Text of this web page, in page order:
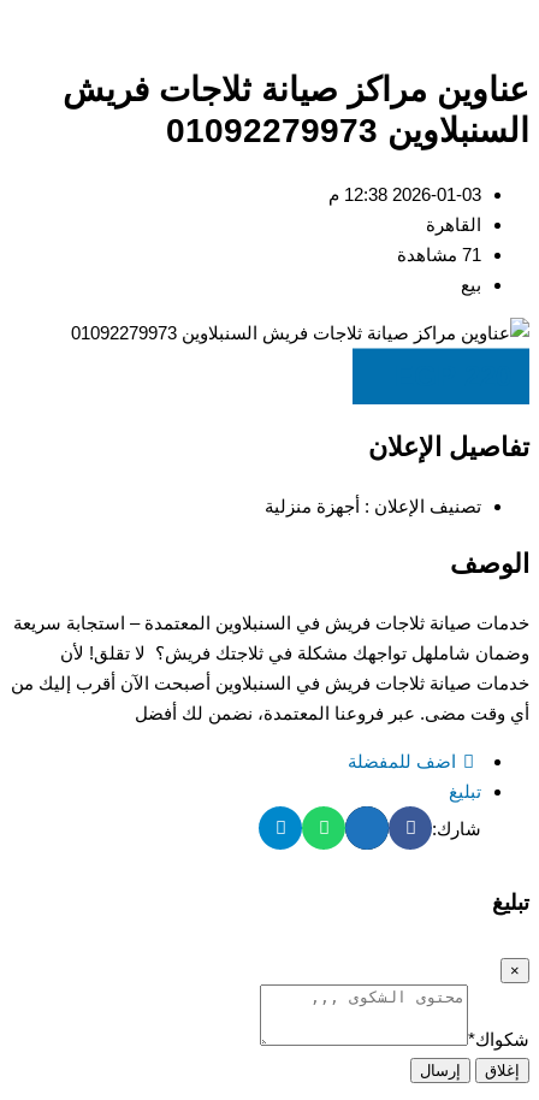
عناوين مراكز صيانة ثلاجات فريش
السنبلاوين 01092279973
2026-01-03 12:38 م
القاهرة
71 مشاهدة
بيع
تفاصيل الإعلان
تصنيف الإعلان : أجهزة منزلية
الوصف
خدمات صيانة ثلاجات فريش في السنبلاوين المعتمدة – استجابة سريعة
وضمان شاملهل تواجهك مشكلة في ثلاجتك فريش؟ لا تقلق! لأن
خدمات صيانة ثلاجات فريش في السنبلاوين أصبحت الآن أقرب إليك من
أي وقت مضى. عبر فروعنا المعتمدة، نضمن لك أفضل
اضف للمفضلة
تبليغ
شارك:
تبليغ
×
شكواك*
إغلاق إرسال